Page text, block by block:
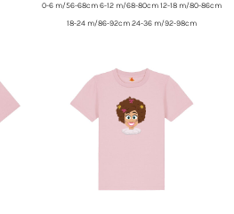
0-6 m/56-68cm 6-12 m/68-80cm 12-18 m/80-86cm
18-24 m/86-92cm 24-36 m/92-98cm